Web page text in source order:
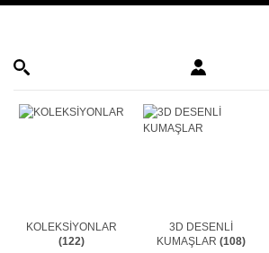
KOLEKSİYONLAR
(122)
3D DESENLİ
KUMAŞLAR(108)